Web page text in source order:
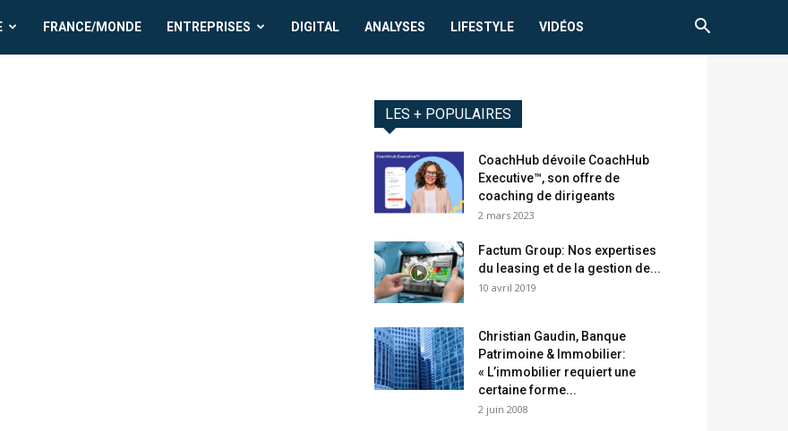
FRANCE/MONDE ENTREPRISES DIGITAL ANALYSES LIFESTYLE VIDÉOS
LES + POPULAIRES
CoachHub dévoile CoachHub
Executive™, son offre de
coaching de dirigeants
2 mars 2023
Factum Group: Nos expertises
du leasing et de la gestion de...
10 avril 2019
Christian Gaudin, Banque
Patrimoine & Immobilier:
« L’immobilier requiert une
certaine forme...
2 juin 2008